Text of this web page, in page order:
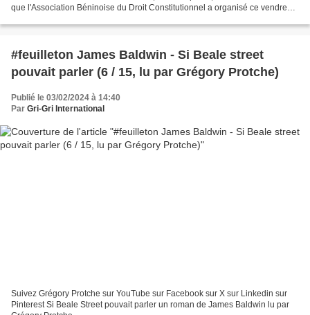
que l'Association Béninoise du Droit Constitutionnel a organisé ce vendredi
#feuilleton James Baldwin - Si Beale street
pouvait parler (6 / 15, lu par Grégory Protche)
Publié le 03/02/2024 à 14:40
Par Gri-Gri International
Suivez Grégory Protche sur YouTube sur Facebook sur X sur Linkedin sur
Pinterest Si Beale Street pouvait parler un roman de James Baldwin lu par